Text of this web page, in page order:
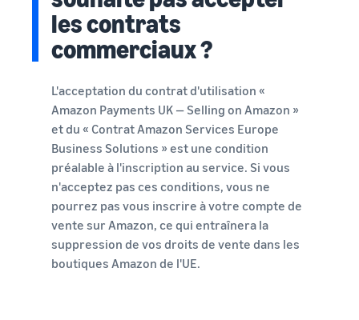
les contrats
commerciaux ?
L'acceptation du contrat d'utilisation «
Amazon Payments UK — Selling on Amazon »
et du « Contrat Amazon Services Europe
Business Solutions » est une condition
préalable à l'inscription au service. Si vous
n'acceptez pas ces conditions, vous ne
pourrez pas vous inscrire à votre compte de
vente sur Amazon, ce qui entraînera la
suppression de vos droits de vente dans les
boutiques Amazon de l'UE.